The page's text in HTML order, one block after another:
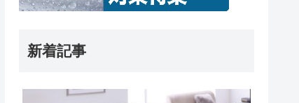
新着記事